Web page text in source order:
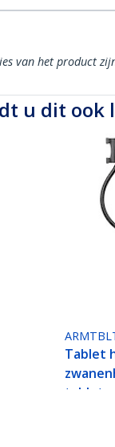
van het product
u dit ook
Tablet
tablet